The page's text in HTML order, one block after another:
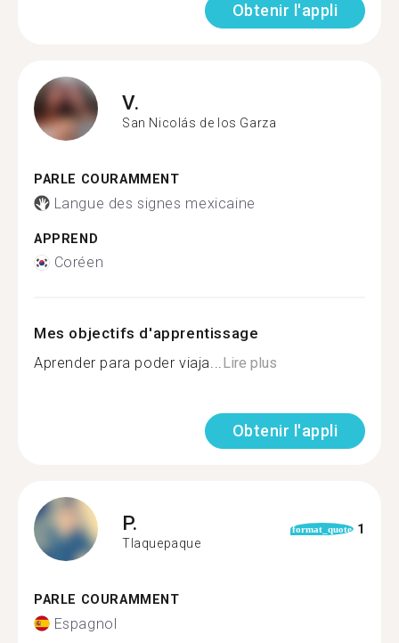
Obtenir l'appli
V.
San Nicolás de los Garza
PARLE COURAMMENT
Langue des signes mexicaine
APPREND
Coréen
Mes objectifs d'apprentissage
Aprender para poder viaja...Lire plus
Obtenir l'appli
P.
Tlaquepaque
format_quote 1
PARLE COURAMMENT
Espagnol